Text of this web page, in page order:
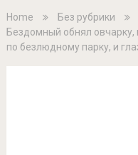
Home
Без рубрики
Бездомный обнял
по безлюдному парку, и